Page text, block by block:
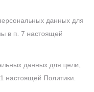
данных для
в п. 7 настоящей
данных для цели,
настоящей Политики.